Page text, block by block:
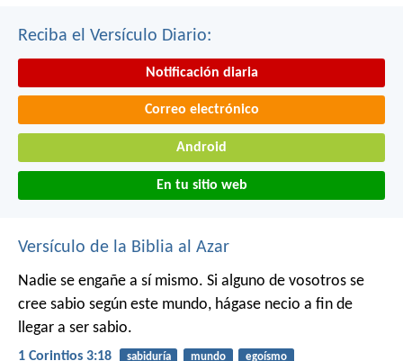
Reciba el Versículo Diario:
Notificación diaria
Correo electrónico
Android
En tu sitio web
Versículo de la Biblia al Azar
Nadie se engañe a sí mismo. Si alguno de vosotros se
cree sabio según este mundo, hágase necio a fin de
llegar a ser sabio.
1 Corintios 3:18 sabiduría mundo egoísmo